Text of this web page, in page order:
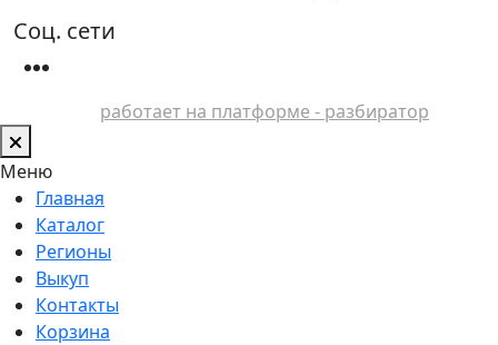
Соц. сети
работает на платформе - разбиратор
Меню
Главная
Каталог
Регионы
Выкуп
Контакты
Корзина